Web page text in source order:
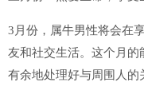
3月份，属牛男性将会在
友和社交生活。这个月的
有余地处理好与周围人的